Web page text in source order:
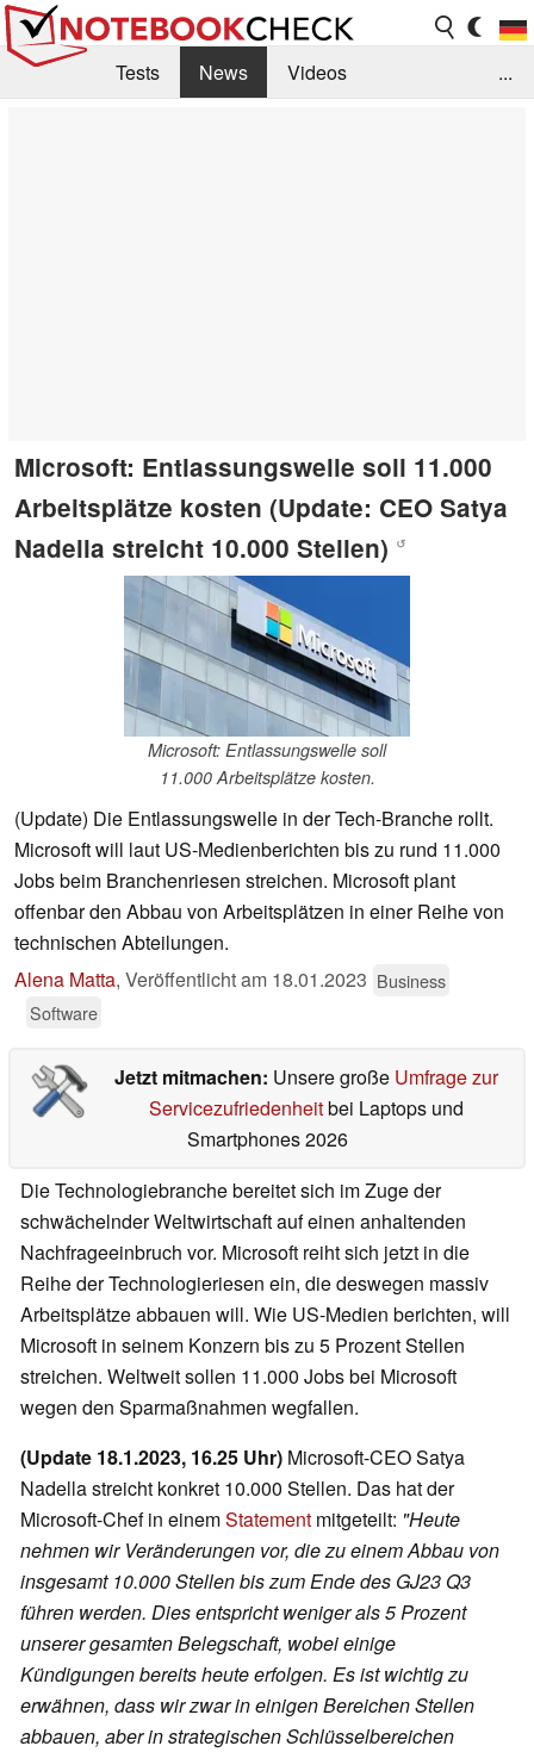
Tests News
Videos
...
Microsoft: Entlassungswelle soll 11.000
Arbeitsplätze kosten (Update: CEO Satya
Nadella streicht 10.000 Stellen) ↺
Microsoft: Entlassungswelle soll
11.000 Arbeitsplätze kosten.
(Update) Die Entlassungswelle in der Tech-Branche rollt.
Microsoft will laut US-Medienberichten bis zu rund 11.000
Jobs beim Branchenriesen streichen. Microsoft plant
offenbar den Abbau von Arbeitsplätzen in einer Reihe von
technischen Abteilungen.
Alena Matta, Veröffentlicht am 18.01.2023 Business
Software
Jetzt mitmachen: Unsere große Umfrage zur
Servicezufriedenheitbei Laptops und
Smartphones 2026
Die Technologiebranche bereitet sich im Zuge der
schwächelnder Weltwirtschaft auf einen anhaltenden
Nachfrageeinbruch vor. Microsoft reiht sich jetzt in die
Reihe der Technologieriesen ein, die deswegen massiv
Arbeitsplätze abbauen will. Wie US-Medien berichten, will
Microsoft in seinem Konzern bis zu 5 Prozent Stellen
streichen. Weltweit sollen 11.000 Jobs bei Microsoft
wegen den Sparmaßnahmen wegfallen.
(Update 18.1.2023, 16.25 Uhr) Microsoft-CEO Satya
Nadella streicht konkret 10.000 Stellen. Das hat der
Microsoft-Chef in einemStatement mitgeteilt: "Heute
nehmen wir Veränderungen vor, die zu einem Abbau von
insgesamt 10.000 Stellen bis zum Ende des GJ23 Q3
führen werden. Dies entspricht weniger als 5 Prozent
unserer gesamten Belegschaft, wobei einige
Kündigungen bereits heute erfolgen. Es ist wichtig zu
erwähnen, dass wir zwar in einigen Bereichen Stellen
abbauen, aber in strategischen Schlüsselbereichen